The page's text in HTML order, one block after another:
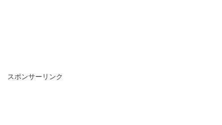
スポンサーリンク